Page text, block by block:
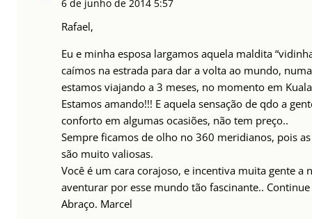
6 de junho de 2014 5:57
Rafael,
Eu e minha esposa largamos aquela maldita
caímos na estrada para dar a volta ao mundo,
estamos viajando a 3 meses, no momento em
Estamos amando!!! E aquela sensação de qdo a
conforto em algumas ocasiões, não tem preço..
Sempre ficamos de olho no 360 meridianos, pois
são muito valiosas.
Você é um cara corajoso, e incentiva muita gente a
aventurar por esse mundo tão fascinante..
Abraço. Marcel